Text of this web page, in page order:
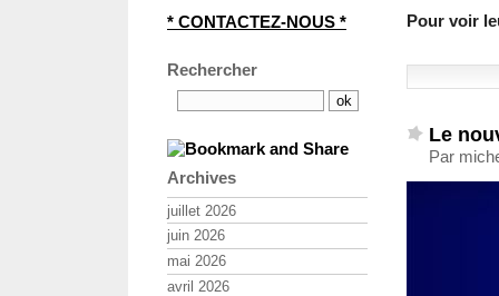
Pour voir
Le
Par
* CONTACTEZ-NOUS *
Rechercher
Archives
juillet 2026
juin 2026
mai 2026
avril 2026